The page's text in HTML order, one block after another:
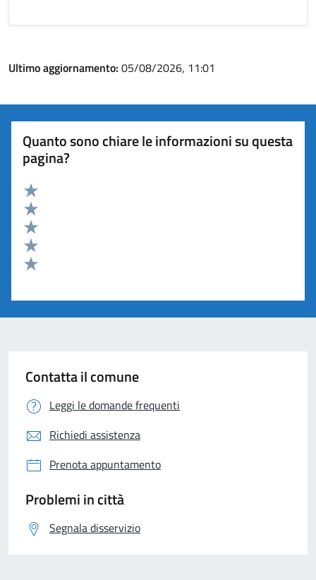
Ultimo aggiornamento: 05/08/2026, 11:01
Quanto sono chiare le informazioni su questa
pagina?
Valuta 5 stelle su 5
Valuta 4 stelle su 5
Valuta 3 stelle su 5
Valuta 2 stelle su 5
Contatta il comune
Leggi le domande frequenti
Richiedi assistenza
Prenota appuntamento
Problemi in città
Segnala disservizio